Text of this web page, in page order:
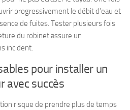
progressivement le débit d’eau et
de fuites. Tester plusieurs fois
du robinet assure un
incident.
pour installer un
avec succès
risque de prendre plus de temps